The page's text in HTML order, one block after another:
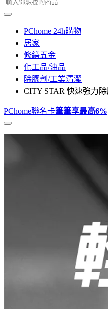
PChome 24h購物
居家
修繕五金
化工品/油品
除膠劑/工業清潔
CITY STAR 快速強力除
PChome聯名卡筆筆享最高6%